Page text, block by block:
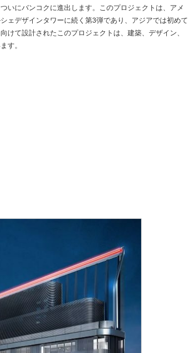
いにバンコクに進出します。このプロジェクトは、アメ
ェデザインタワーに続く第3弾であり、アジアでは初めて
て設計されたこのプロジェクトは、建築、デザイン、
す。